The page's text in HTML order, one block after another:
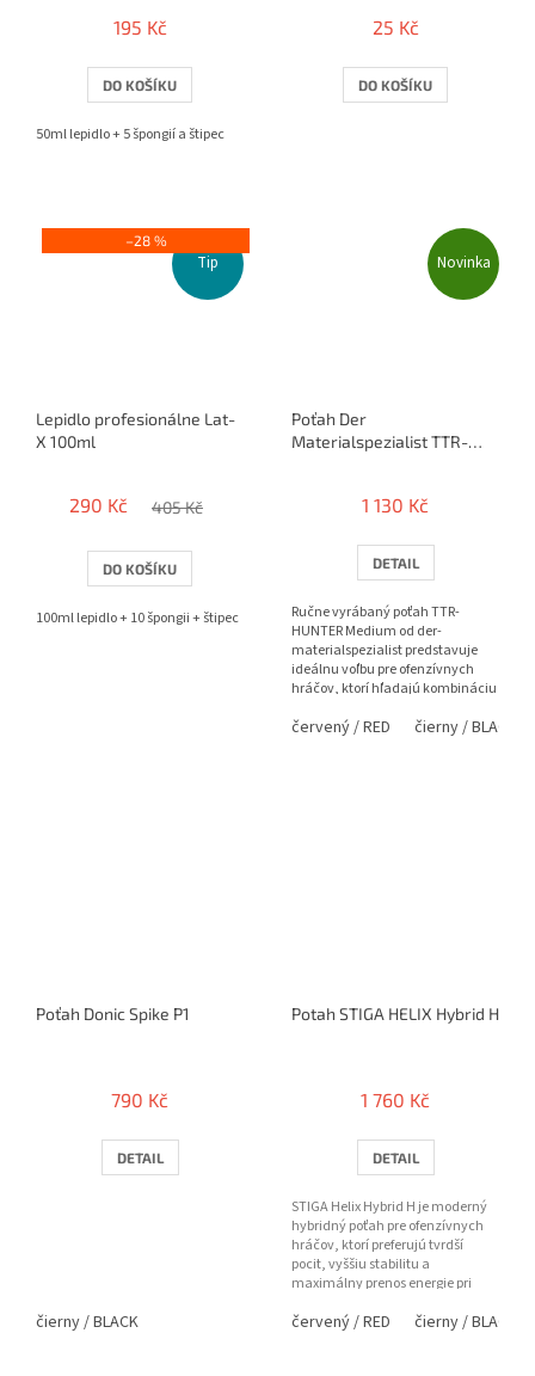
195 Kč
DO KOŠÍKU
50ml lepidlo + 5 špongií a štipec
25 Kč
DO KOŠÍKU
Tip
–28 %
Lepidlo profesionálne Lat-
X 100ml
290 Kč 405 Kč
DO KOŠÍKU
100ml lepidlo + 10 špongii + štipec
Novinka
Poťah Der
Materialspezialist TTR-
1 130 Kč
DETAIL
Ručne vyrábaný poťah TTR-
HUNTER Medium od der-
materialspezialist predstavuje
ideálnu voľbu pre ofenzívnych
hráčov, ktorí hľadajú kombináciu
výbornej...
červený / RED čierny / BLACK
Poťah Donic Spike P1
790 Kč
DETAIL
čierny / BLACK
Potah STIGA HELIX Hybrid H
1 760 Kč
DETAIL
STIGA Helix Hybrid H je moderný
hybridný poťah pre ofenzívnych
hráčov, ktorí preferujú tvrdší
pocit, vyššiu stabilitu a
maximálny prenos energie pri
červený / RED čierny / BLACK